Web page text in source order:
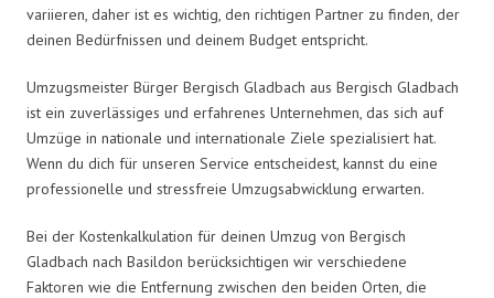
variieren, daher ist es wichtig, den richtigen Partner zu finden, der
deinen Bedürfnissen und deinem Budget entspricht.
Umzugsmeister Bürger Bergisch Gladbach aus Bergisch Gladbach
ist ein zuverlässiges und erfahrenes Unternehmen, das sich auf
Umzüge in nationale und internationale Ziele spezialisiert hat.
Wenn du dich für unseren Service entscheidest, kannst du eine
professionelle und stressfreie Umzugsabwicklung erwarten.
Bei der Kostenkalkulation für deinen Umzug von Bergisch
Gladbach nach Basildon berücksichtigen wir verschiedene
Faktoren wie die Entfernung zwischen den beiden Orten, die